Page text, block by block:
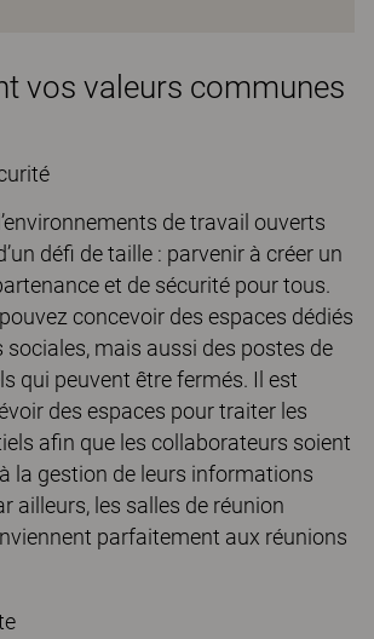
vos valeurs communes
de travail ouverts
défi de taille : parvenir à créer un
et de sécurité pour tous.
concevoir des espaces dédiés
mais aussi des postes de
qui peuvent être fermés. Il est
des espaces pour traiter les
afin que les collaborateurs soient
la gestion de leurs informations
ailleurs, les salles de réunion
parfaitement aux réunions